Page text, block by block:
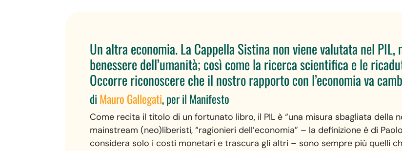
Un altra economia. La Cappella Sistina non viene valutata nel
benessere dell’umanità; così come la ricerca scientifica e le
Occorre riconoscere che il nostro rapporto con l’economia va
di Mauro Gallegati, per il Manifesto
Come recita il titolo di un fortunato libro, il PIL è “una misura sbagliata della
mainstream (neo)liberisti, “ragionieri dell’economia” – la definizione è di
considera solo i costi monetari e trascura gli altri – sono sempre più quelli